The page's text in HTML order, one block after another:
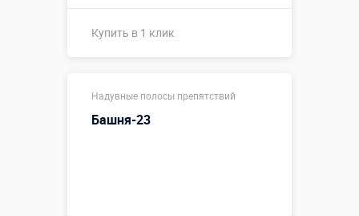
Купить в 1 клик
Надувные полосы препятствий
Башня-23